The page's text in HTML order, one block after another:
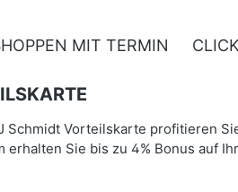
MIT TERMIN
Schmidt Vorteilskarte profitieren
erhalten Sie bis zu 4% Bonus auf